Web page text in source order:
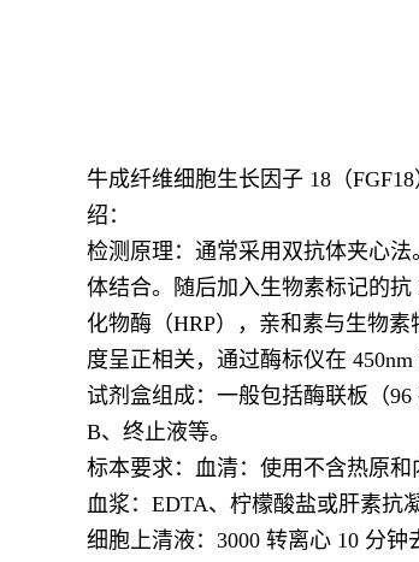
牛成纤维细胞生长因子 18（
绍：
检测原理：通常采用双抗体夹心
体结合。随后加入生物素标记的
化物酶（HRP），亲和素与生物
度呈正相关，通过酶标仪在
试剂盒组成：一般包括酶联板（
B、终止液等。
标本要求：血清：使用不含热原
血浆：EDTA、柠檬酸盐或肝素抗
细胞上清液：3000 转离心 10 分钟